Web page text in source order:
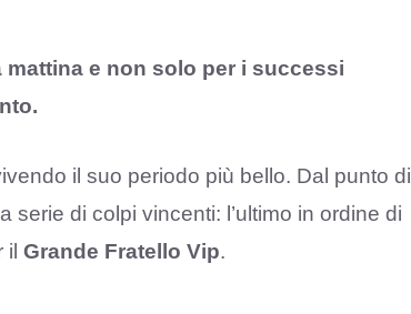
e non solo per i successi
il suo periodo più bello. Dal punto di
di colpi vincenti: l’ultimo in ordine di
il Grande Fratello Vip.